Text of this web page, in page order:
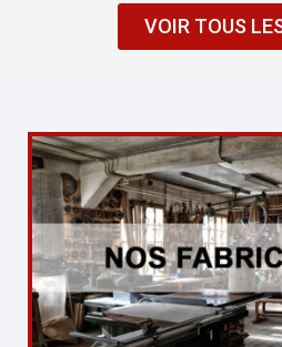
VOIR TOUS